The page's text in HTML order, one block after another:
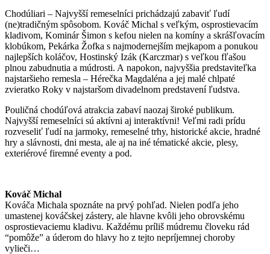
Chodúliari – Najvyšší remeselníci prichádzajú zabaviť ľudí
(ne)tradičným spôsobom. Kováč Michal s veľkým, osprostievacím
kladivom, Kominár Šimon s kefou nielen na komíny a skrášľovacím
klobúkom, Pekárka Žofka s najmodernejším mejkapom a ponukou
najlepších koláčov, Hostinský Izák (Karczmar) s veľkou fľašou
plnou zabudnutia a múdrosti. A napokon, najvyššia predstaviteľka
najstaršieho remesla – Hérečka Magdaléna a jej malé chlpaté
zvieratko Roky v najstaršom divadelnom predstavení ľudstva.
Pouličná chodúľová atrakcia zabaví naozaj široké publikum.
Najvyšší remeselníci sú aktívni aj interaktívni! Veľmi radi prídu
rozveseliť ľudí na jarmoky, remeselné trhy, historické akcie, hradné
hry a slávnosti, dni mesta, ale aj na iné tématické akcie, plesy,
exteriérové firemné eventy a pod.
Kováč Michal
Kováča Michala spoznáte na prvý pohľad. Nielen podľa jeho
umastenej kováčskej zástery, ale hlavne kvôli jeho obrovskému
osprostievaciemu kladivu. Každému príliš múdremu človeku rád
“pomôže” a úderom do hlavy ho z tejto nepríjemnej choroby
vylieči…